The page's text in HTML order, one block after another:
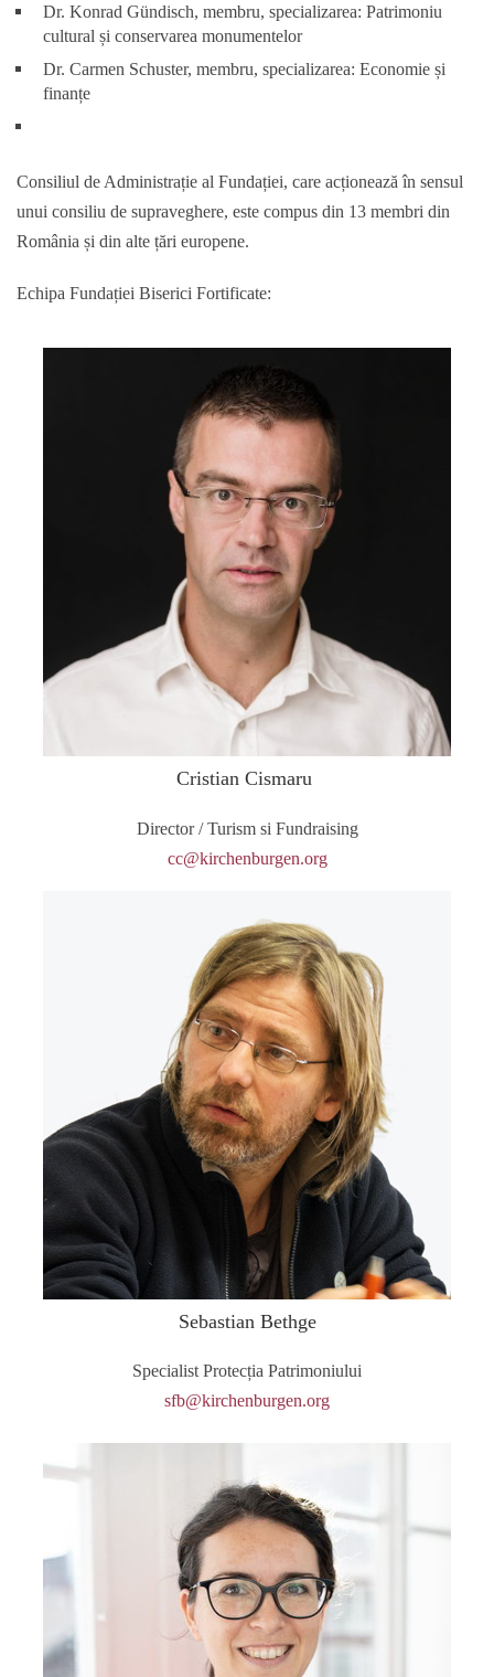
Dr. Konrad Gündisch, membru, specializarea: Patrimoniu
cultural și conservarea monumentelor
Dr. Carmen Schuster, membru, specializarea: Economie și
finanțe
Consiliul de Administrație al Fundației, care acționează în sensul
unui consiliu de supraveghere, este compus din 13 membri din
România și din alte țări europene.
Echipa Fundației Biserici Fortificate:
Cristian Cismaru
Director / Turism si Fundraising
cc@kirchenburgen.org
Sebastian Bethge
Specialist Protecția Patrimoniului
sfb@kirchenburgen.org